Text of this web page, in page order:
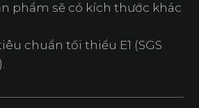
phẩm sẽ có kích thước khác
chuẩn tối thiểu E1 (SGS